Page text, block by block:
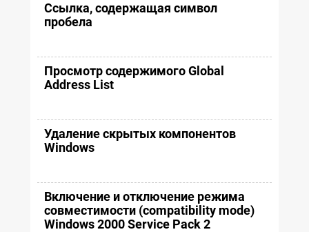
Ссылка, содержащая символ
пробела
Просмотр содержимого Global
Address List
Удаление скрытых компонентов
Windows
Включение и отключение режима
совместимости (compatibility mode)
Windows 2000 Service Pack 2